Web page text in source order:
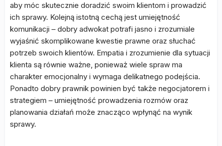
aby móc skutecznie doradzić swoim klientom i prowadzić
ich sprawy. Kolejną istotną cechą jest umiejętność
komunikacji – dobry adwokat potrafi jasno i zrozumiale
wyjaśnić skomplikowane kwestie prawne oraz słuchać
potrzeb swoich klientów. Empatia i zrozumienie dla sytuacji
klienta są równie ważne, ponieważ wiele spraw ma
charakter emocjonalny i wymaga delikatnego podejścia.
Ponadto dobry prawnik powinien być także negocjatorem i
strategiem – umiejętność prowadzenia rozmów oraz
planowania działań może znacząco wpłynąć na wynik
sprawy.